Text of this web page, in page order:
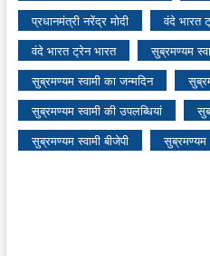
प्रधानमंत्री नरेंद्र मोदी
वंदे भारत
वंदे भारत ट्रेन भारत
सुब्रमण्यम
सुब्रमण्यम स्वामी का जन्मदिन
सुब्रमण्यम स्वामी की उपलब्धियां
सुब्रमण्यम स्वामी बीजेपी
सुब्रमण्यम